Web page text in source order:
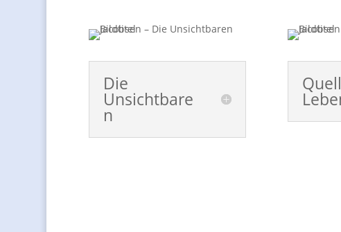
Die
Unsichtbare
n